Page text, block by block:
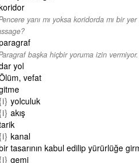
yanı mı yoksa koridorda mı bir
başka hiçbir yoruma izin vermiyor.
yol
vefat
yolculuk
akış
kanal
tasarının kabul edilip yürürlüğe
gemi